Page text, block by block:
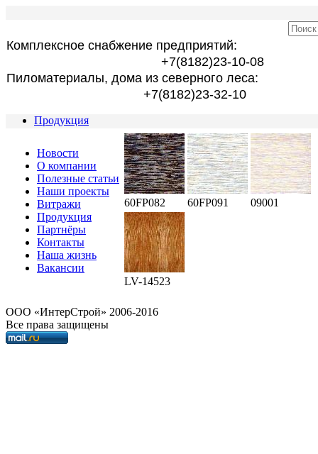
Комплексное снабжение предприятий:
+7(8182)23-10-08
Пиломатериалы, дома из северного леса:
+7(8182)23-32-10
Продукция
Новости
О компании
Полезные статьи
Наши проекты
Витражи
Продукция
Партнёры
Контакты
Наша жизнь
Вакансии
60FP082 60FP091 09001
LV-14523
OOO «ИнтерСтрой» 2006-2016
Все права защищены